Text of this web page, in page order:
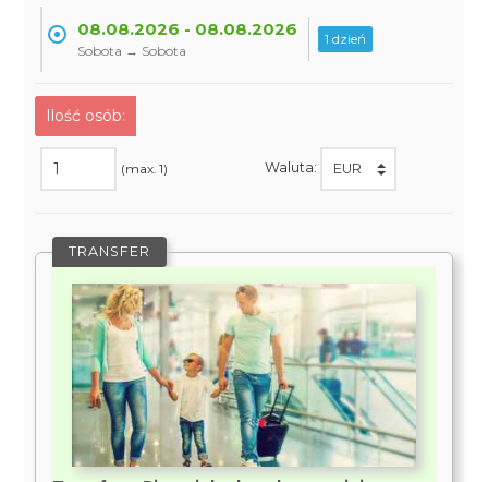
08.08.2026 - 08.08.2026
Sobota → Sobota
1 dzień
Ilość osób:
(max. 1) Waluta:
TRANSFER